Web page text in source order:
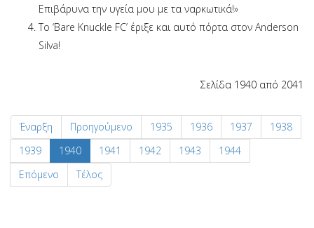
Επιβάρυνα την υγεία μου με τα ναρκωτικά!»
Το ‘Bare Knuckle FC’ έριξε και αυτό πόρτα στον Anderson
Silva!
Σελίδα 1940 από 2041
Έναρξη Προηγούμενο 1935 1936 1937
1938
1939
1940 1941 1942 1943
1944
Επόμενο
Τέλος